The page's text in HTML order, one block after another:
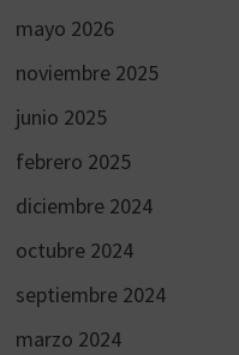
mayo 2026
noviembre 2025
junio 2025
febrero 2025
diciembre 2024
octubre 2024
septiembre 2024
marzo 2024